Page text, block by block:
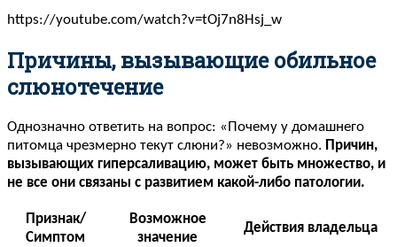
https://youtube.com/watch?v=tOj7n8Hsj_w
Причины, вызывающие обильное
слюнотечение
Однозначно ответить на вопрос: «Почему у домашнего
питомца чрезмерно текут слюни?» невозможно. Причин,
вызывающих гиперсаливацию, может быть множество, и
не все они связаны с развитием какой-либо патологии.
Признак/
Симптом
Возможное
значение
Действия владельца